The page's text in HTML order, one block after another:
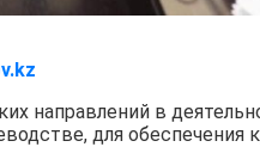
направлений в
для обеспечения